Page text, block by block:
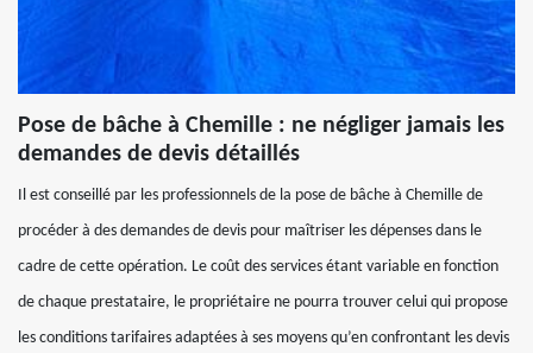
Pose de bâche à Chemille : ne négliger jamais les
demandes de devis détaillés
Il est conseillé par les professionnels de la pose de bâche à Chemille de
procéder à des demandes de devis pour maîtriser les dépenses dans le
cadre de cette opération. Le coût des services étant variable en fonction
de chaque prestataire, le propriétaire ne pourra trouver celui qui propose
les conditions tarifaires adaptées à ses moyens qu’en confrontant les devis